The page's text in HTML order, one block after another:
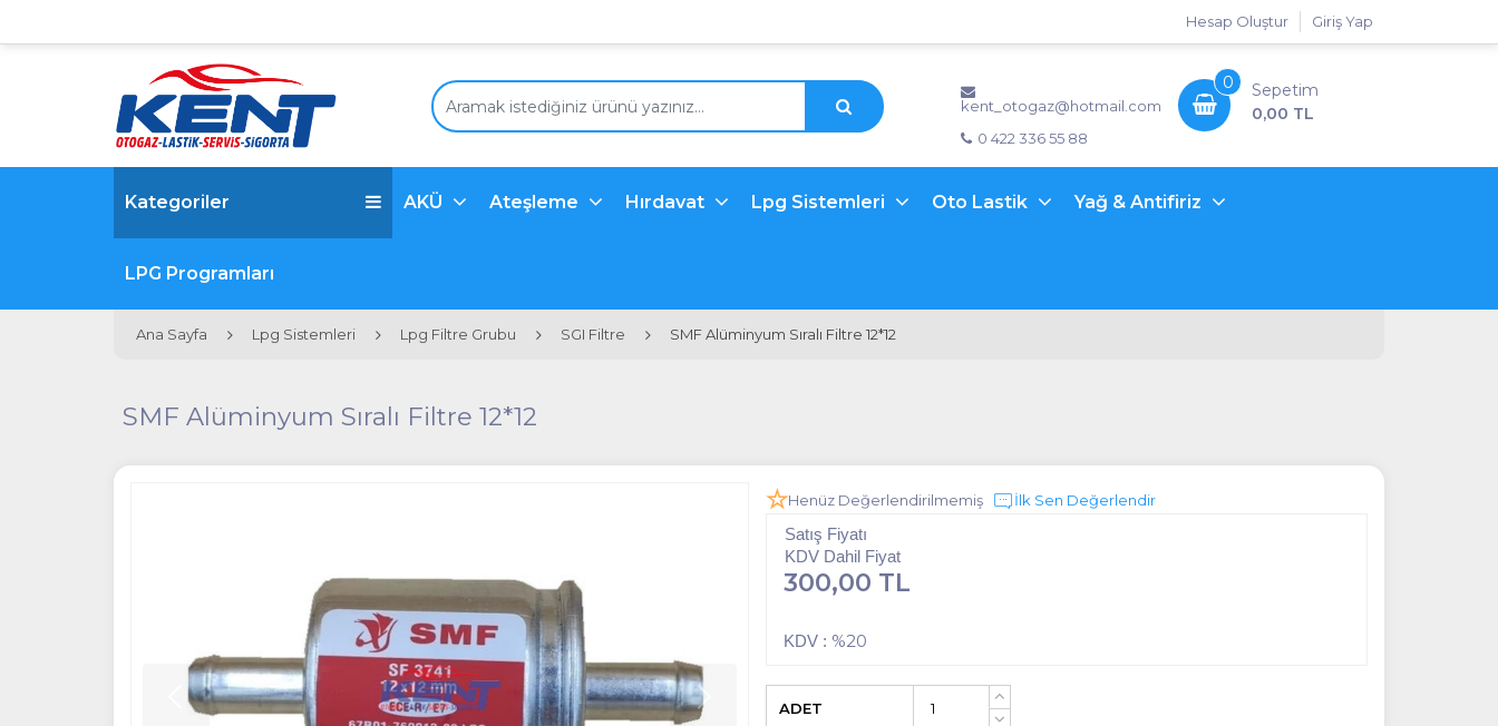
Giriş Yap
Hesap Oluştur
kent_otogaz@hotmail.com
0 422 336 55 88
0
Sepetim
0,00 TL
Kategoriler AKÜ Ateşleme Hırdavat Lpg Sistemleri Oto Lastik Yağ & Antifiriz
LPG Programları
Ana Sayfa Lpg Sistemleri Lpg Filtre Grubu SGI Filtre SMF Alüminyum Sıralı Filtre 12*12
SMF Alüminyum Sıralı Filtre 12*12
Henüz Değerlendirilmemiş İlk Sen Değerlendir
Satış Fiyatı
KDV Dahil Fiyat
300,00 TL
KDV : %20
+
ADET